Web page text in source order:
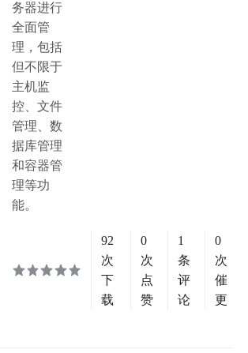
务器进行
全面管
理，包括
但不限于
主机监
控、文件
管理、数
据库管理
和容器管
理等功
能。
92
次
下
载
0
次
点
赞
1
条
评
论
0
次
催
更